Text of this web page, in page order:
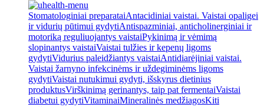
Stomatologiniai preparataiAntacidiniai vaistai. Vaistai opaligei
ir vidurių pūtimui gydytiAntispazminiai, anticholinerginiai ir
motoriką reguliuojantys vaistaiPykinimą ir vėmimą
slopinantys vaistaiVaistai tulžies ir kepenų ligoms
gydytiVidurius paleidžiantys vaistaiAntidiarėjiniai vaistai.
Vaistai žarnyno infekcinėms ir uždegiminėms ligoms
gydytiVaistai nutukimui gydyti, išskyrus dietinius
produktusVirškinimą gerinantys, taip pat fermentaiVaistai
diabetui gydytiVitaminaiMineralinės medžiagosKiti